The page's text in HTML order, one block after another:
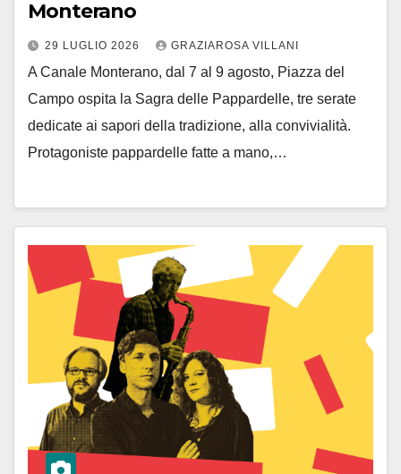
Monterano
29 LUGLIO 2026 GRAZIAROSA VILLANI
A Canale Monterano, dal 7 al 9 agosto, Piazza del
Campo ospita la Sagra delle Pappardelle, tre serate
dedicate ai sapori della tradizione, alla convivialità.
Protagoniste pappardelle fatte a mano,…